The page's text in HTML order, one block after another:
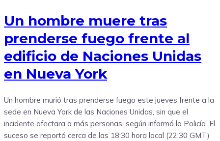
Un hombre muere tras
prenderse fuego frente al
edificio de Naciones Unidas
en Nueva York
Un hombre murió tras prenderse fuego este jueves frente a la
sede en Nueva York de las Naciones Unidas, sin que el
incidente afectara a más personas, según informó la Policía. El
suceso se reportó cerca de las 18:30 hora local (22:30 GMT)